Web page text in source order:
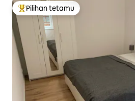
Pilihan utama tetamu
Pilihan tetamu